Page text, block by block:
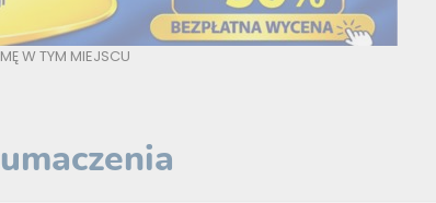
W TYM MIEJSCU